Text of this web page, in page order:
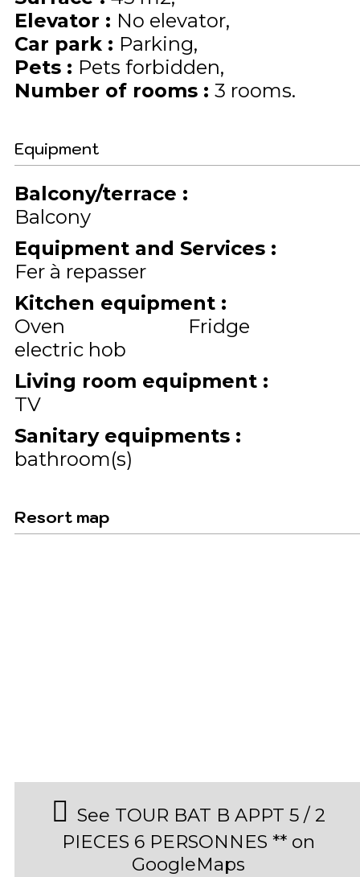
Elevator : No elevator
Car park : Parking
Pets : Pets forbidden
Number of rooms : 3 rooms
Equipment
Balcony/terrace :
Balcony
Equipment and Services :
Fer à repasser
Kitchen equipment :
Oven
Fridge
electric hob
Living room equipment :
TV
Sanitary equipments :
bathroom(s)
Resort map
See TOUR BAT B APPT 5 / 2
PIECES 6 PERSONNES ** on
GoogleMaps